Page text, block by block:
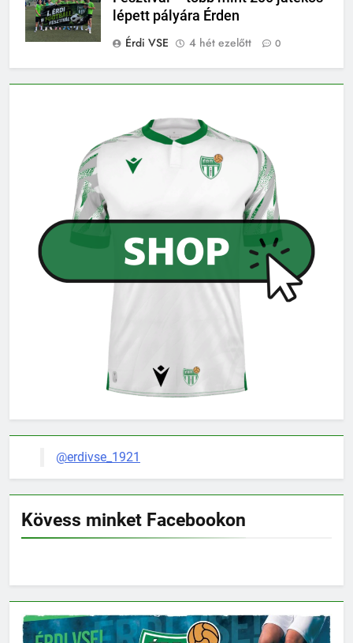
lépett pályára Érden
Érdi VSE
4 hét ezelőtt 0
@erdivse_1921
Kövess minket Facebookon